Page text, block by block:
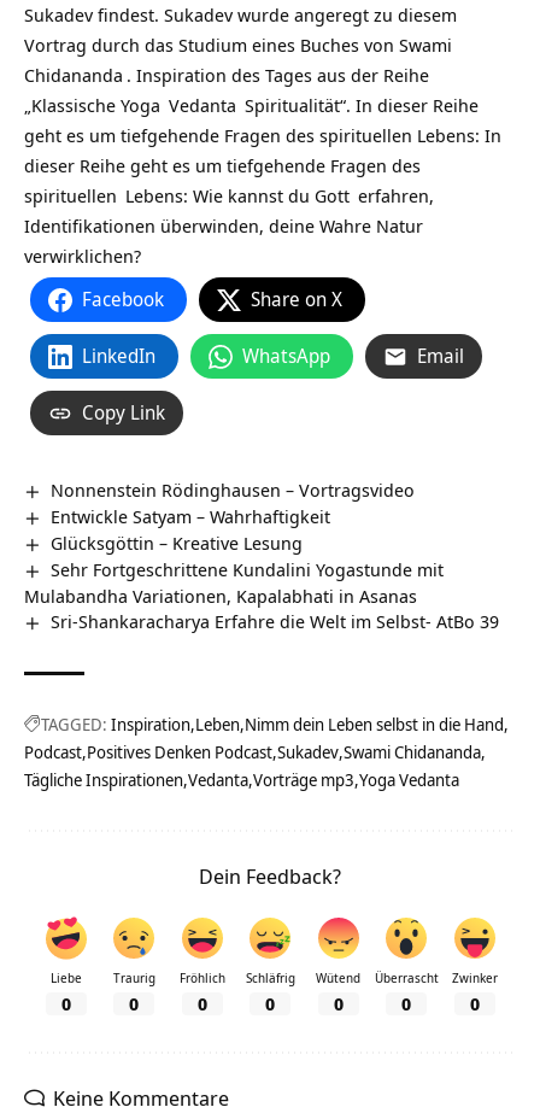
Sukadev findest. Sukadev wurde angeregt zu diesem
Vortrag durch das Studium eines Buches von Swami
Chidananda . Inspiration des Tages aus der Reihe
„Klassische Yoga Vedanta Spiritualität“. In dieser Reihe
geht es um tiefgehende Fragen des spirituellen Lebens: In
dieser Reihe geht es um tiefgehende Fragen des
spirituellen Lebens: Wie kannst du Gott erfahren,
Identifikationen überwinden, deine Wahre Natur
verwirklichen?
Facebook Share on X
LinkedIn WhatsApp Email
Copy Link
Nonnenstein Rödinghausen‏‎ – Vortragsvideo
Entwickle Satyam – Wahrhaftigkeit
Glücksgöttin – Kreative Lesung
Sehr Fortgeschrittene Kundalini Yogastunde mit
Mulabandha Variationen, Kapalabhati in Asanas
Sri-Shankaracharya Erfahre die Welt im Selbst- AtBo 39
TAGGED: Inspiration Leben Nimm dein Leben selbst in die Hand
Podcast Positives Denken Podcast Sukadev Swami Chidananda
Tägliche Inspirationen Vedanta Vorträge mp3 Yoga Vedanta
Dein Feedback?
Liebe
0
Traurig
0
Fröhlich
0
Schläfrig
0
Wütend
0
Überrascht
0
Zwinker
0
Keine Kommentare